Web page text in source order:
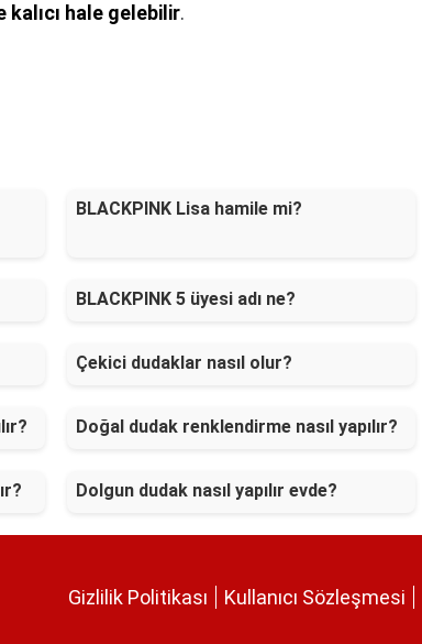
kalıcı hale gelebilir.
BLACKPINK Lisa hamile mi?
BLACKPINK 5 üyesi adı ne?
Çekici dudaklar nasıl olur?
Doğal dudak renklendirme nasıl yapılır?
Dolgun dudak nasıl yapılır evde?
Gizlilik Politikası Kullanıcı Sözleşmesi